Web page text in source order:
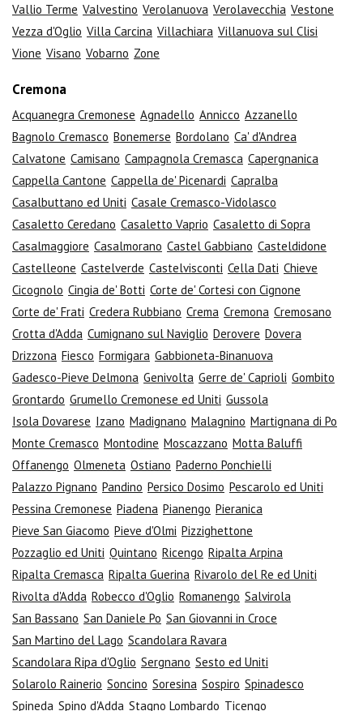
Vallio Terme Valvestino Verolanuova Verolavecchia Vestone
Vezza d'Oglio Villa Carcina Villachiara Villanuova sul Clisi
Vione Visano Vobarno Zone
Cremona
Acquanegra Cremonese Agnadello Annicco Azzanello
Bagnolo Cremasco Bonemerse Bordolano Ca' d'Andrea
Calvatone Camisano Campagnola Cremasca Capergnanica
Cappella Cantone Cappella de' Picenardi Capralba
Casalbuttano ed Uniti Casale Cremasco-Vidolasco
Casaletto Ceredano Casaletto Vaprio Casaletto di Sopra
Casalmaggiore Casalmorano Castel Gabbiano Casteldidone
Castelleone Castelverde Castelvisconti Cella Dati Chieve
Cicognolo Cingia de' Botti Corte de' Cortesi con Cignone
Corte de' Frati Credera Rubbiano Crema Cremona Cremosano
Crotta d'Adda Cumignano sul Naviglio Derovere Dovera
Drizzona Fiesco Formigara Gabbioneta-Binanuova
Gadesco-Pieve Delmona Genivolta Gerre de' Caprioli Gombito
Grontardo Grumello Cremonese ed Uniti Gussola
Isola Dovarese Izano Madignano Malagnino Martignana di Po
Monte Cremasco Montodine Moscazzano Motta Baluffi
Offanengo Olmeneta Ostiano Paderno Ponchielli
Palazzo Pignano Pandino Persico Dosimo Pescarolo ed Uniti
Pessina Cremonese Piadena Pianengo Pieranica
Pieve San Giacomo Pieve d'Olmi Pizzighettone
Pozzaglio ed Uniti Quintano Ricengo Ripalta Arpina
Ripalta Cremasca Ripalta Guerina Rivarolo del Re ed Uniti
Rivolta d'Adda Robecco d'Oglio Romanengo Salvirola
San Bassano San Daniele Po San Giovanni in Croce
San Martino del Lago Scandolara Ravara
Scandolara Ripa d'Oglio Sergnano Sesto ed Uniti
Solarolo Rainerio Soncino Soresina Sospiro Spinadesco
Spineda Spino d'Adda Stagno Lombardo Ticengo